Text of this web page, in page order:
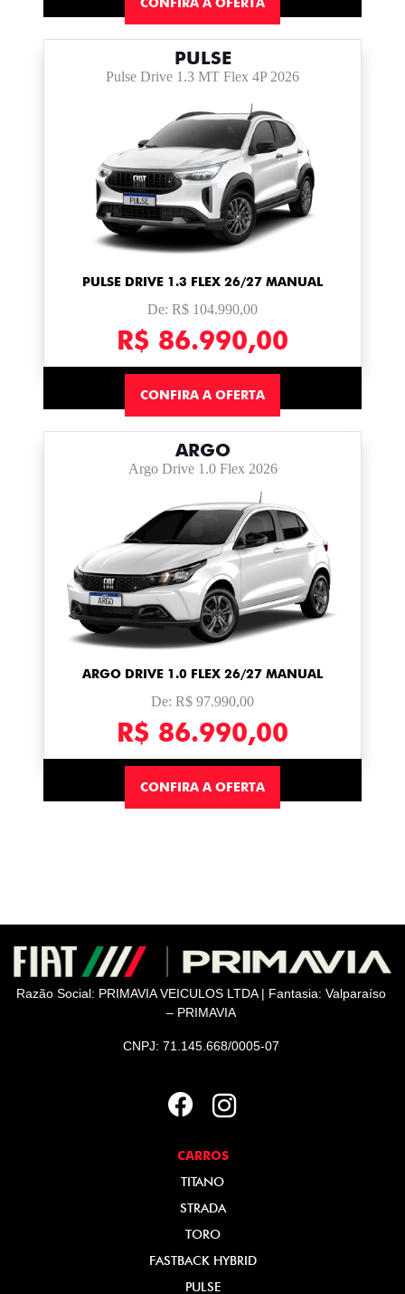
PULSE
Pulse Drive 1.3 MT Flex 4P 2026
PULSE DRIVE 1.3 FLEX 26/27 MANUAL
De: R$ 104.990,00
R$ 86.990,00
CONFIRA A OFERTA
ARGO
Argo Drive 1.0 Flex 2026
ARGO DRIVE 1.0 FLEX 26/27 MANUAL
De: R$ 97.990,00
R$ 86.990,00
CONFIRA A OFERTA
Razão Social: PRIMAVIA VEICULOS LTDA | Fantasia: Valparaíso
– PRIMAVIA
CNPJ: 71.145.668/0005-07
CARROS
TITANO
STRADA
TORO
FASTBACK HYBRID
PULSE